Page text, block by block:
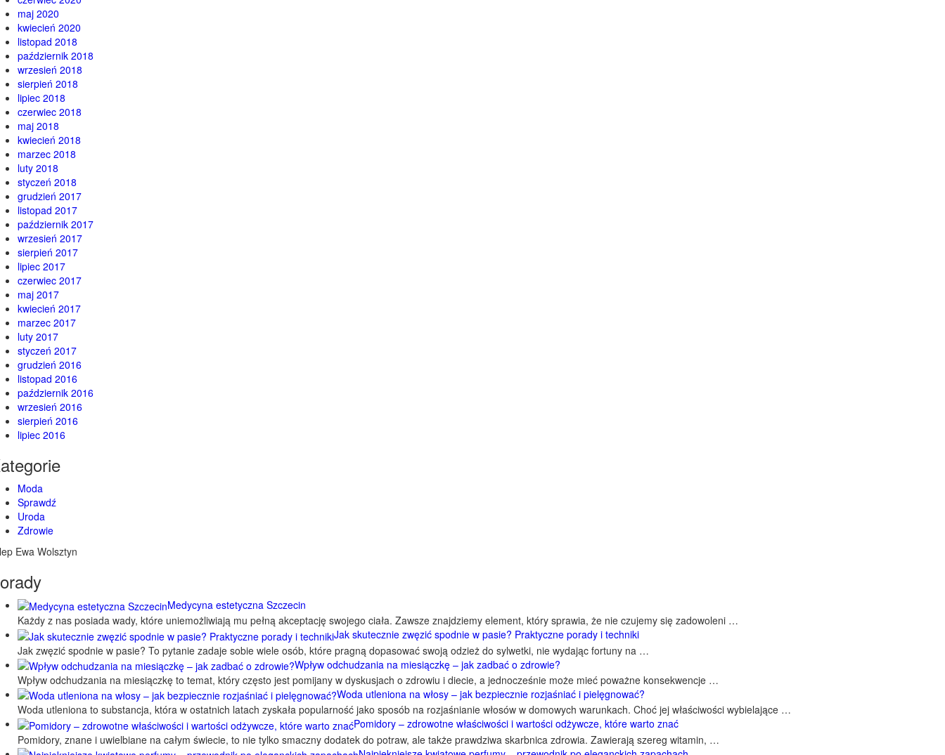
maj 2020
kwiecień 2020
listopad 2018
październik 2018
wrzesień 2018
sierpień 2018
lipiec 2018
czerwiec 2018
maj 2018
kwiecień 2018
marzec 2018
luty 2018
styczeń 2018
grudzień 2017
listopad 2017
październik 2017
wrzesień 2017
sierpień 2017
lipiec 2017
czerwiec 2017
maj 2017
kwiecień 2017
marzec 2017
luty 2017
styczeń 2017
grudzień 2016
listopad 2016
październik 2016
wrzesień 2016
sierpień 2016
lipiec 2016
Moda
Sprawdź
Uroda
Zdrowie
Ewa Wolsztyn
Medycyna estetyczna Szczecin
Każdy z nas posiada wady, które uniemożliwiają mu pełną akceptację swojego ciała. Zawsze znajdziemy element, który sprawia, że nie czujemy się zadowoleni …
Jak skutecznie zwęzić spodnie w pasie? Praktyczne porady i techniki
Jak zwęzić spodnie w pasie? To pytanie zadaje sobie wiele osób, które pragną dopasować swoją odzież do sylwetki, nie wydając fortuny na …
Wpływ odchudzania na miesiączkę – jak zadbać o zdrowie?
Wpływ odchudzania na miesiączkę to temat, który często jest pomijany w dyskusjach o zdrowiu i diecie, a jednocześnie może mieć poważne konsekwencje …
Woda utleniona na włosy – jak bezpiecznie rozjaśniać i pielęgnować?
Woda utleniona to substancja, która w ostatnich latach zyskała popularność jako sposób na rozjaśnianie włosów w domowych warunkach. Choć jej właściwości wybielające …
Pomidory – zdrowotne właściwości i wartości odżywcze, które warto znać
Pomidory, znane i uwielbiane na całym świecie, to nie tylko smaczny dodatek do potraw, ale także prawdziwa skarbnica zdrowia. Zawierają szereg witamin, …